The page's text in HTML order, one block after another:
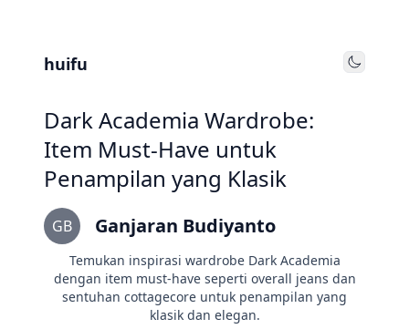
huifu Toggle
Dark Academia Wardrobe:
Item Must-Have untuk
Penampilan yang Klasik
GB Ganjaran Budiyanto
Temukan inspirasi wardrobe Dark Academia
dengan item must-have seperti overall jeans dan
sentuhan cottagecore untuk penampilan yang
klasik dan elegan.